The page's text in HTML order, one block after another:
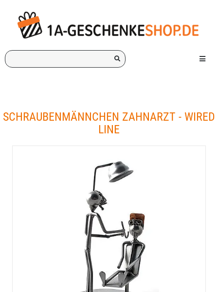
Ich
suche
Menü
SCHRAUBENMÄNNCHEN ZAHNARZT - WIRED
LINE